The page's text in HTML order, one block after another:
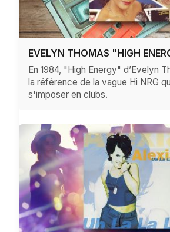
EVELYN THOMAS "HIGH
En 1984, "High Energy" d’Evelyn
la référence de la vague Hi NRG
s'imposer en clubs.